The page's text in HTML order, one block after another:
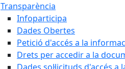
Transparència
Infoparticipa
Dades Obertes
Petició d'accés a la
Drets per accedir a la